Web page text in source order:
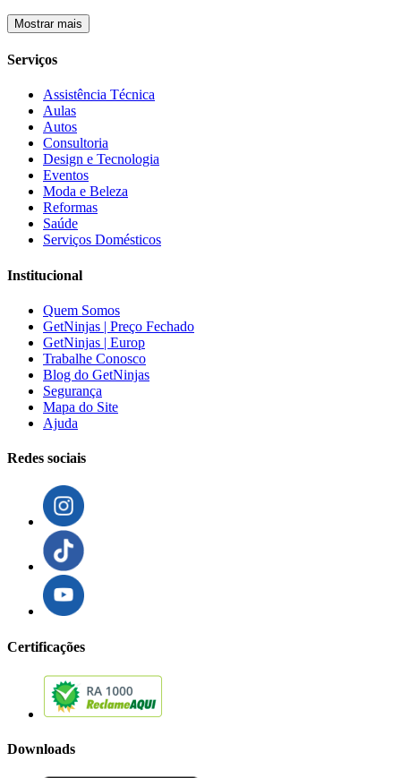
Mostrar mais
Serviços
Assistência Técnica
Aulas
Autos
Consultoria
Design e Tecnologia
Eventos
Moda e Beleza
Reformas
Saúde
Serviços Domésticos
Institucional
Quem Somos
GetNinjas | Preço Fechado
GetNinjas | Europ
Trabalhe Conosco
Blog do GetNinjas
Segurança
Mapa do Site
Ajuda
Redes sociais
Certificações
Downloads